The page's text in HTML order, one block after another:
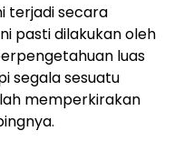
terjadi secara
pasti dilakukan oleh
luas
segala sesuatu
memperkirakan